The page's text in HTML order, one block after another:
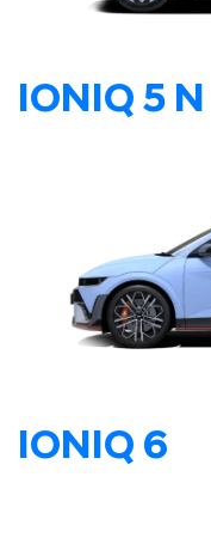
IONIQ 5 N
IONIQ 6